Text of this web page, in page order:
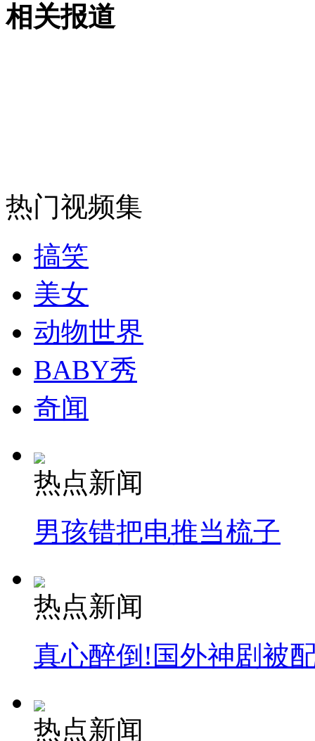
外交部：有关国家言论片面不公正
走！跟着总书记去植树
消防员救轻生者
纽约上演“枕头大战”
司机酒驾遇交警 急速倒车逃窜
相关报道
热门视频集
搞笑
美女
动物世界
BABY秀
奇闻
热点新闻
男孩错把电推当梳子
热点新闻
真心醉倒!国外神剧被
热点新闻